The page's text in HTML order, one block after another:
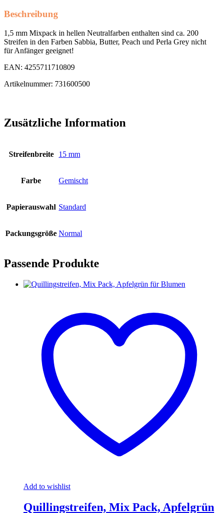
Beschreibung
1,5 mm Mixpack in hellen Neutralfarben enthalten sind ca. 200
Streifen in den Farben Sabbia, Butter, Peach und Perla Grey nicht
für Anfänger geeignet!
EAN: 4255711710809
Artikelnummer: 731600500
Zusätzliche Information
Streifenbreite 15 mm
Farbe Gemischt
Papierauswahl Standard
Packungsgröße Normal
Passende Produkte
Add to wishlist
Quillingstreifen, Mix Pack, Apfelgrün